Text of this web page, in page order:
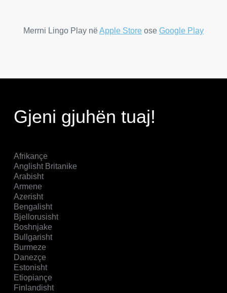
Merrni Lingo Play nëApple Store ose Google Play
Gjeni gjuhën tuaj!
Afrikançe
Anglisht Britanike
Arabisht
Armene
Azerisht
Bengalisht
Bjellorusisht
Boshnjake
Bullgarisht
Burmeze
Danezçe
Estonisht
Etiopiançe
Finlandisht